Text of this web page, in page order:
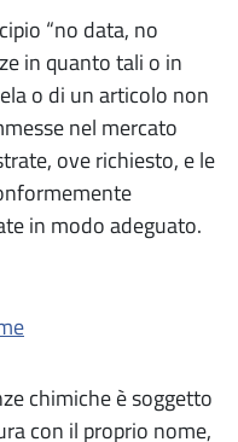
“no data, no
in quanto tali o in
o di un articolo non
nel mercato
ove richiesto, e le
in modo adeguato.
chimiche è soggetto
con il proprio nome,